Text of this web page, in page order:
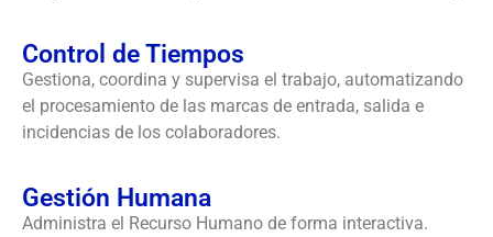
Control de Tiempos
Gestiona, coordina y supervisa el trabajo, automatizando
el procesamiento de las marcas de entrada, salida e
incidencias de los colaboradores.
Gestión Humana
Administra el Recurso Humano de forma interactiva.